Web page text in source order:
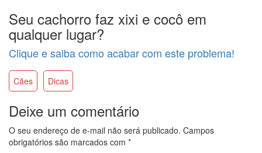
Seu cachorro faz xixi e cocô em
qualquer lugar?
Clique e saiba como acabar com este problema!
Cães Dicas
Deixe um comentário
O seu endereço de e-mail não será publicado. Campos
obrigatórios são marcados com *